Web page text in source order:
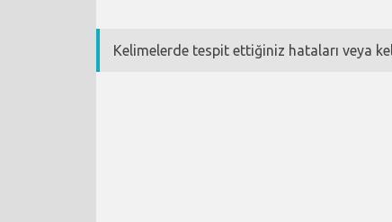
Kelimelerde tespit ettiğiniz hataları veya